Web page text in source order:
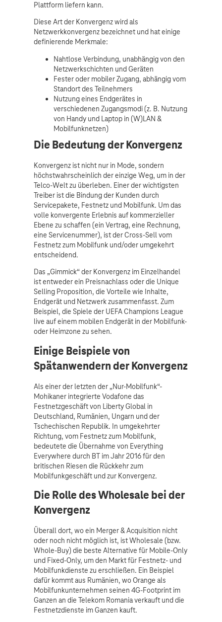
Plattform liefern kann.
Diese Art der Konvergenz wird als
Netzwerkkonvergenz bezeichnet und hat einige
definierende Merkmale:
Nahtlose Verbindung, unabhängig von den
Netzwerkschichten und Geräten
Fester oder mobiler Zugang, abhängig vom
Standort des Teilnehmers
Nutzung eines Endgerätes in
verschiedenen Zugangsmodi (z. B. Nutzung
von Handy und Laptop in (W)LAN &
Mobilfunknetzen)
Die Bedeutung der Konvergenz
Konvergenz ist nicht nur in Mode, sondern
höchstwahrscheinlich der einzige Weg, um in der
Telco-Welt zu überleben. Einer der wichtigsten
Treiber ist die Bindung der Kunden durch
Servicepakete, Festnetz und Mobilfunk. Um das
volle konvergente Erlebnis auf kommerzieller
Ebene zu schaffen (ein Vertrag, eine Rechnung,
eine Servicenummer), ist der Cross-Sell vom
Festnetz zum Mobilfunk und/oder umgekehrt
entscheidend.
Das „Gimmick“ der Konvergenz im Einzelhandel
ist entweder ein Preisnachlass oder die Unique
Selling Proposition, die Vorteile wie Inhalte,
Endgerät und Netzwerk zusammenfasst. Zum
Beispiel, die Spiele der UEFA Champions League
live auf einem mobilen Endgerät in der Mobilfunk-
oder Heimzone zu sehen.
Einige Beispiele von
Spätanwendern der Konvergenz
Als einer der letzten der „Nur-Mobilfunk“-
Mohikaner integrierte Vodafone das
Festnetzgeschäft von Liberty Global in
Deutschland, Rumänien, Ungarn und der
Tschechischen Republik. In umgekehrter
Richtung, vom Festnetz zum Mobilfunk,
bedeutete die Übernahme von Everything
Everywhere durch BT im Jahr 2016 für den
britischen Riesen die Rückkehr zum
Mobilfunkgeschäft und zur Konvergenz.
Die Rolle des Wholesale bei der
Konvergenz
Überall dort, wo ein Merger & Acquisition nicht
oder noch nicht möglich ist, ist Wholesale (bzw.
Whole-Buy) die beste Alternative für Mobile-Only
und Fixed-Only, um den Markt für Festnetz- und
Mobilfunkdienste zu erschließen. Ein Beispiel
dafür kommt aus Rumänien, wo Orange als
Mobilfunkunternehmen seinen 4G-Footprint im
Ganzen an die Telekom Romania verkauft und die
Festnetzdienste im Ganzen kauft.